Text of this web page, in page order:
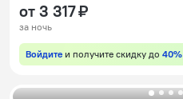
от 3 317 ₽
за ночь
Войдите и получите скидку до 40%